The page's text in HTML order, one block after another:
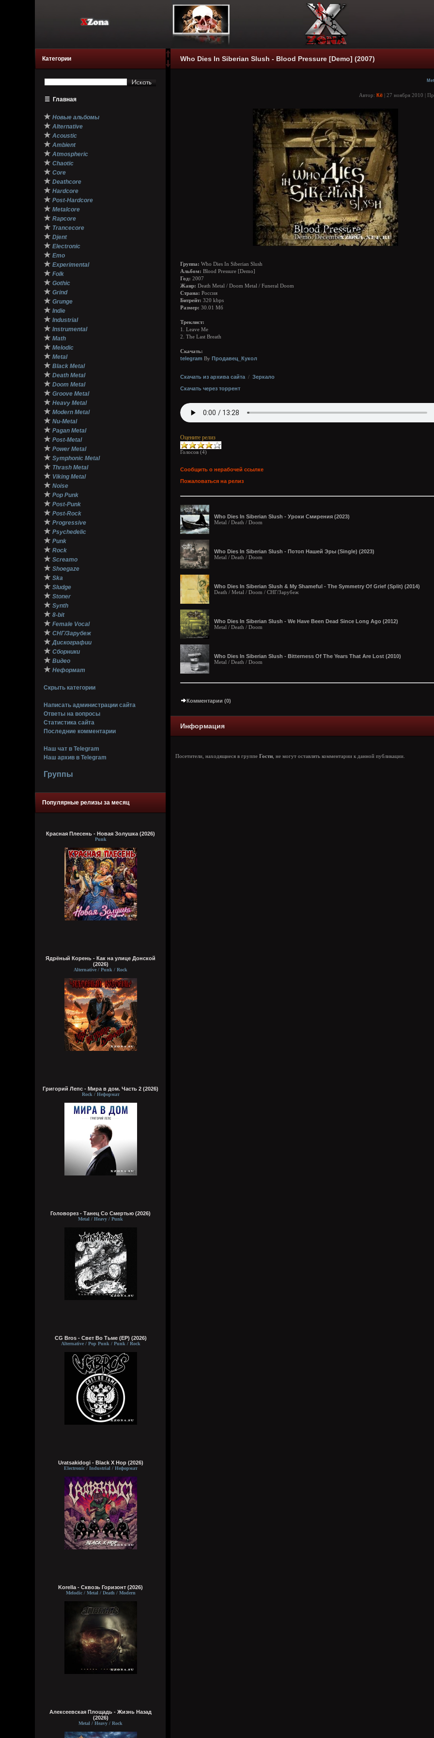
Категории
☰ Главная
★ Новые альбомы
★ Alternative
★ Acoustic
★ Ambient
★ Atmospheric
★ Chaotic
★ Core
★ Deathcore
★ Hardcore
★ Post-Hardcore
★ Metalcore
★ Rapcore
★ Trancecore
★ Djent
★ Electronic
★ Emo
★ Experimental
★ Folk
★ Gothic
★ Grind
★ Grunge
★ Indie
★ Industrial
★ Instrumental
★ Math
★ Melodic
★ Metal
★ Black Metal
★ Death Metal
★ Doom Metal
★ Groove Metal
★ Heavy Metal
★ Modern Metal
★ Nu-Metal
★ Pagan Metal
★ Post-Metal
★ Power Metal
★ Symphonic Metal
★ Thrash Metal
★ Viking Metal
★ Noise
★ Pop Punk
★ Post-Punk
★ Post-Rock
★ Progressive
★ Psychedelic
★ Punk
★ Rock
★ Screamo
★ Shoegaze
★ Ska
★ Sludge
★ Stoner
★ Synth
★ 8-bit
★ Female Vocal
★ СНГ/Зарубеж
★ Дискографии
★ Сборники
★ Видео
★ Неформат
Скрыть категории
Написать администрации сайта
Ответы на вопросы
Статистика сайта
Последние комментарии
Наш чат в Telegram
Наш архив в Telegram
Группы
Популярные релизы за месяц
Красная Плесень - Новая Золушка (2026)
Punk
Ядрёный Корень - Как на улице Донской
(2026)
Alternative / Punk / Rock
Григорий Лепс - Мира в дом. Часть 2 (2026)
Rock / Неформат
Головорез - Tанец Со Смертью (2026)
Metal / Heavy / Punk
CG Bros - Свет Во Тьме (EP) (2026)
Alternative / Pop Punk / Punk / Rock
Uratsakidogi - Black X Hop (2026)
Electronic / Industrial / Неформат
Korella - Сквозь Горизонт (2026)
Melodic / Metal / Death / Modern
Алексеевская Площадь - Жизнь Назад
(2026)
Metal / Heavy / Rock
Who Dies In Siberian Slush - Blood Pressure [Demo] (2007)
Автор: Кё | 27 ноября 2010 |
Группа: Who Dies In Siberian Slush
Альбом: Blood Pressure [Demo]
Год: 2007
Жанр: Death Metal / Doom Metal / Funeral Doom
Страна: Россия
Битрейт: 320 kbps
Размер: 30.01 Мб
Треклист:
1. Leave Me
2. The Last Breath
Скачать:
telegram By Продавец_Кукол
Скачать из архива сайта / Зеркало
Скачать через торрент
Оцените релиз
Голосов (4)
Сообщить о нерабочей ссылке
Пожаловаться на релиз
Who Dies In Siberian Slush - Уроки Смирения (2023)
Metal / Death / Doom
Who Dies In Siberian Slush - Потоп Нашей Эры (Single) (2023)
Metal / Death / Doom
Who Dies In Siberian Slush & My Shameful - The Symmetry Of Grief (Split) (2014)
Death / Metal / Doom / СНГ/Зарубеж
Who Dies In Siberian Slush - We Have Been Dead Since Long Ago (2012)
Metal / Death / Doom
Who Dies In Siberian Slush - Bitterness Of The Years That Are Lost (2010)
Metal / Death / Doom
Комментарии (0)
Информация
Посетители, находящиеся в группе Гости , не могут оставлять комментарии к данной публикации.